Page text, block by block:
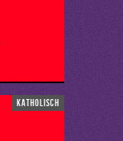
katholisch